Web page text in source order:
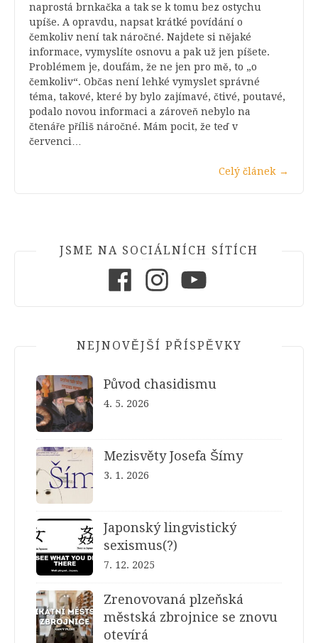
naprostá brnkačka a tak se k tomu bez ostychu
upíše. A opravdu, napsat krátké povídání o
čemkoliv není tak náročné. Najdete si nějaké
informace, vymyslíte osnovu a pak už jen píšete.
Problémem je, doufám, že ne jen pro mě, to „o
čemkoliv“. Občas není lehké vymyslet správné
téma, takové, které by bylo zajímavé, čtivé, poutavé,
podalo novou informaci a zároveň nebylo na
čtenáře příliš náročné. Mám pocit, že teď v
červenci…
Celý článek →
JSME NA SOCIÁLNÍCH SÍTÍCH
NEJNOVĚJŠÍ PŘÍSPĚVKY
Původ chasidismu
4. 5. 2026
Mezisvěty Josefa Šímy
3. 1. 2026
Japonský lingvistický
sexismus(?)
7. 12. 2025
Zrenovovaná plzeňská
městská zbrojnice se znovu
otevírá